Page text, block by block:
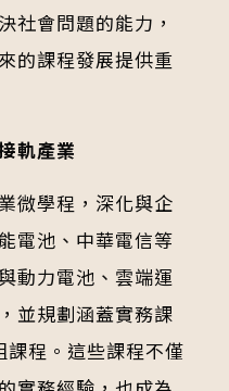
社會問題的能力，
的課程發展提供重
軌產業
微學程，深化與企
電池、中華電信等
動力電池、雲端運
並規劃涵蓋實務課
程。這些課程不僅